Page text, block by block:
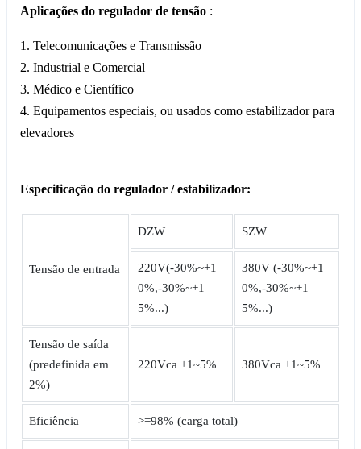
Aplicações do regulador de tensão :
1. Telecomunicações e Transmissão
2. Industrial e Comercial
3. Médico e Científico
4. Equipamentos especiais, ou usados como estabilizador para
elevadores
Especificação do regulador / estabilizador:
Tensão de entrada
DZW SZW
220V(-30%~+1
0%,-30%~+1
5%...)
380V (-30%~+1
0%,-30%~+1
5%...)
Tensão de saída
(predefinida em
2%)
220Vca ±1~5% 380Vca ±1~5%
Eficiência >=98% (carga total)